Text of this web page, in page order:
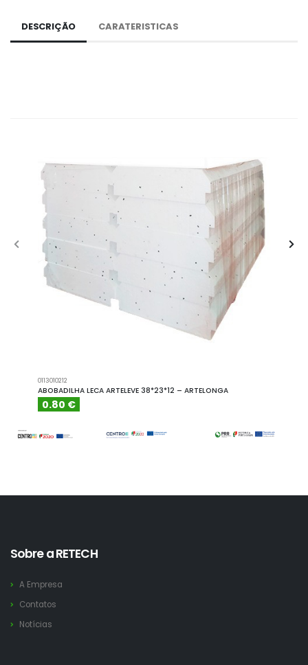
DESCRIÇÃO CARATERISTICAS
0113010212
ABOBADILHA LECA ARTELEVE 38*23*12 – ARTELONGA
0.80 €
Sobre a RETECH
A Empresa
Contatos
Notícias